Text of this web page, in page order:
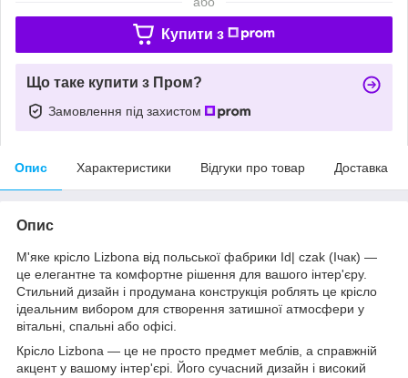
Купити з
Що таке купити з Пром?
Замовлення під захистом
Опис Характеристики Відгуки про товар Доставка
Опис
М'яке крісло Lizbona від польської фабрики Id| czak (Ічак) —
це елегантне та комфортне рішення для вашого інтер'єру.
Стильний дизайн і продумана конструкція роблять це крісло
ідеальним вибором для створення затишної атмосфери у
вітальні, спальні або офісі.
Крісло Lizbona — це не просто предмет меблів, а справжній
акцент у вашому інтер'єрі. Його сучасний дизайн і високий